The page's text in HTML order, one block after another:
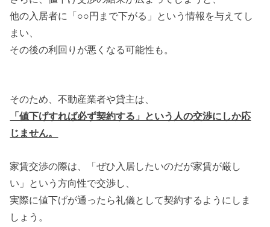
他の入居者に「○○円まで下がる」という情報を与えてし
まい、
その後の利回りが悪くなる可能性も。
そのため、不動産業者や貸主は、
「値下げすれば必ず契約する」という人の交渉にしか応
じません。
家賃交渉の際は、「ぜひ入居したいのだが家賃が厳し
い」という方向性で交渉し、
実際に値下げが通ったら礼儀として契約するようにしま
しょう。